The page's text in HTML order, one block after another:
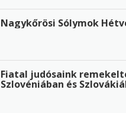
Nagykőrösi Sólymok
Fiatal judósaink
Szlovéniában és